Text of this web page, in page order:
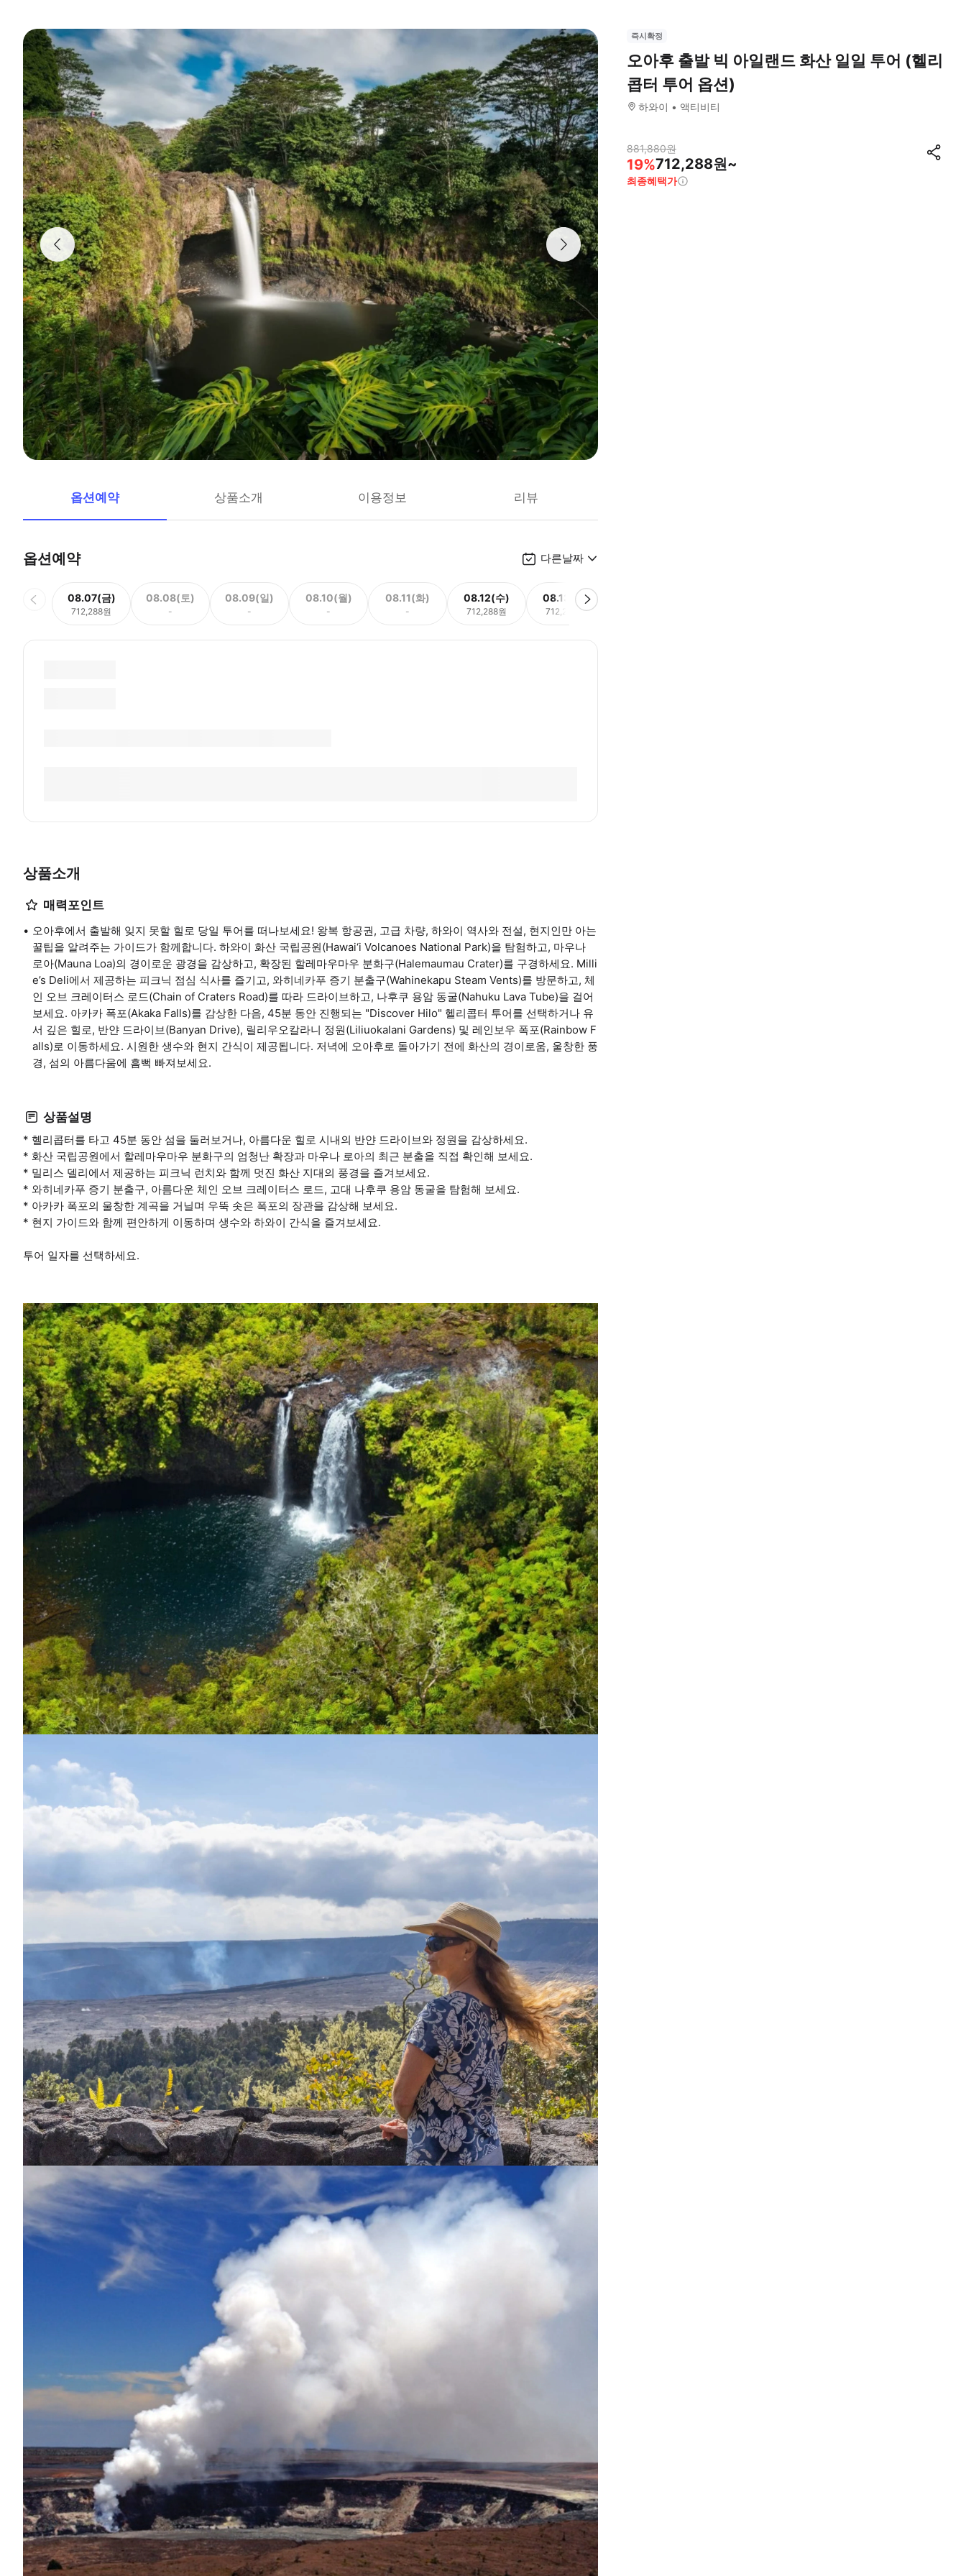
옵션예약 상품소개 이용정보 리뷰
옵션예약 다른날짜
08.07(금)
712,288원
08.08(토)
-
08.09(일)
-
08.10(월)
-
08.11(화)
-
08.12(수)
712,288원
08.13(목)
712,288원
상품소개
매력포인트
오아후에서 출발해 잊지 못할 힐로 당일 투어를 떠나보세요! 왕복 항공권, 고급 차량, 하와이 역사와 전설, 현지인만 아는
꿀팁을 알려주는 가이드가 함께합니다. 하와이 화산 국립공원(Hawai‘i Volcanoes National Park)을 탐험하고, 마우나
로아(Mauna Loa)의 경이로운 광경을 감상하고, 확장된 할레마우마우 분화구(Halemaumau Crater)를 구경하세요. Milli
e’s Deli에서 제공하는 피크닉 점심 식사를 즐기고, 와히네카푸 증기 분출구(Wahinekapu Steam Vents)를 방문하고, 체
인 오브 크레이터스 로드(Chain of Craters Road)를 따라 드라이브하고, 나후쿠 용암 동굴(Nahuku Lava Tube)을 걸어
보세요. 아카카 폭포(Akaka Falls)를 감상한 다음, 45분 동안 진행되는 "Discover Hilo" 헬리콥터 투어를 선택하거나 유
서 깊은 힐로, 반얀 드라이브(Banyan Drive), 릴리우오칼라니 정원(Liliuokalani Gardens) 및 레인보우 폭포(Rainbow F
alls)로 이동하세요. 시원한 생수와 현지 간식이 제공됩니다. 저녁에 오아후로 돌아가기 전에 화산의 경이로움, 울창한 풍
경, 섬의 아름다움에 흠뻑 빠져보세요.
상품설명
* 헬리콥터를 타고 45분 동안 섬을 둘러보거나, 아름다운 힐로 시내의 반얀 드라이브와 정원을 감상하세요.
* 화산 국립공원에서 할레마우마우 분화구의 엄청난 확장과 마우나 로아의 최근 분출을 직접 확인해 보세요.
* 밀리스 델리에서 제공하는 피크닉 런치와 함께 멋진 화산 지대의 풍경을 즐겨보세요.
* 와히네카푸 증기 분출구, 아름다운 체인 오브 크레이터스 로드, 고대 나후쿠 용암 동굴을 탐험해 보세요.
* 아카카 폭포의 울창한 계곡을 거닐며 우뚝 솟은 폭포의 장관을 감상해 보세요.
* 현지 가이드와 함께 편안하게 이동하며 생수와 하와이 간식을 즐겨보세요.
투어 일자를 선택하세요.
즉시확정
오아후 출발 빅 아일랜드 화산 일일 투어 (헬리
콥터 투어 옵션)
하와이 액티비티
881,880원
19%712,288원~
최종혜택가